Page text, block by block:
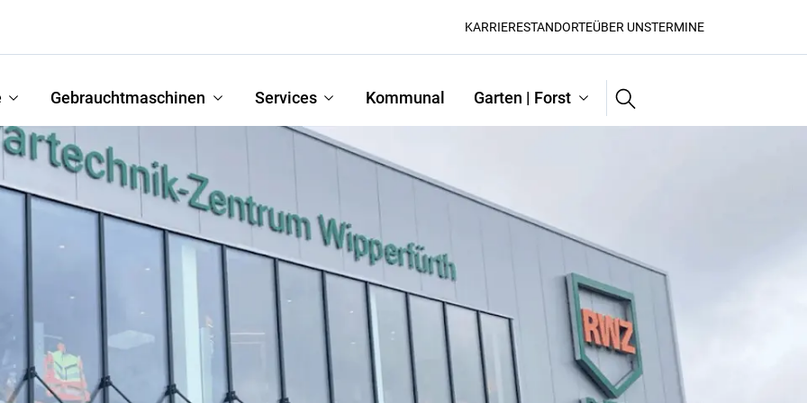
KARRIERESTANDORTEÜBER UNSTERMINE
Hof- | Melktechnik
Kartoffeltechnik
Ladetechnik
Pflanzenschutztechnik
Traktoren
Transporttechnik
Gebrauchtmaschinen Services Kommunal Garten | Forst SucheSuchen